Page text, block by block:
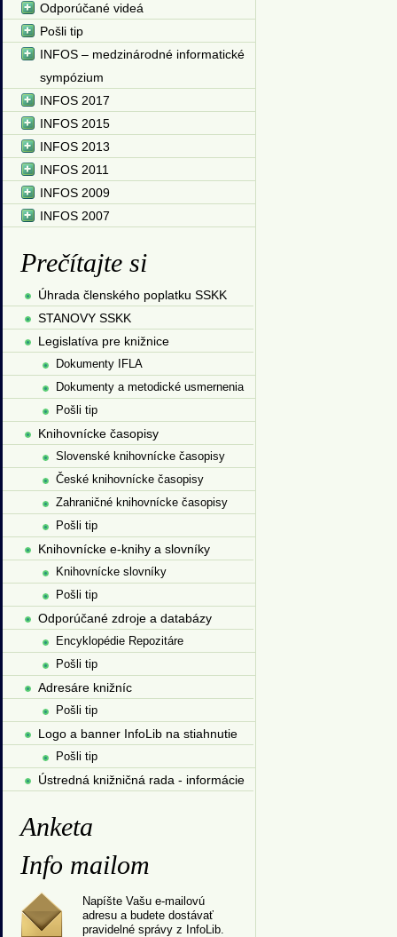
Odporúčané videá
Pošli tip
INFOS – medzinárodné informatické
sympózium
INFOS 2017
INFOS 2015
INFOS 2013
INFOS 2011
INFOS 2009
INFOS 2007
Prečítajte si
Úhrada členského poplatku SSKK
STANOVY SSKK
Legislatíva pre knižnice
Dokumenty IFLA
Dokumenty a metodické usmernenia
Pošli tip
Knihovnícke časopisy
Slovenské knihovnícke časopisy
České knihovnícke časopisy
Zahraničné knihovnícke časopisy
Pošli tip
Knihovnícke e-knihy a slovníky
Knihovnícke slovníky
Pošli tip
Odporúčané zdroje a databázy
Encyklopédie Repozitáre
Pošli tip
Adresáre knižníc
Pošli tip
Logo a banner InfoLib na stiahnutie
Pošli tip
Ústredná knižničná rada - informácie
Anketa
Info mailom
Napíšte Vašu e-mailovú
adresu a budete dostávať
pravidelné správy z InfoLib.